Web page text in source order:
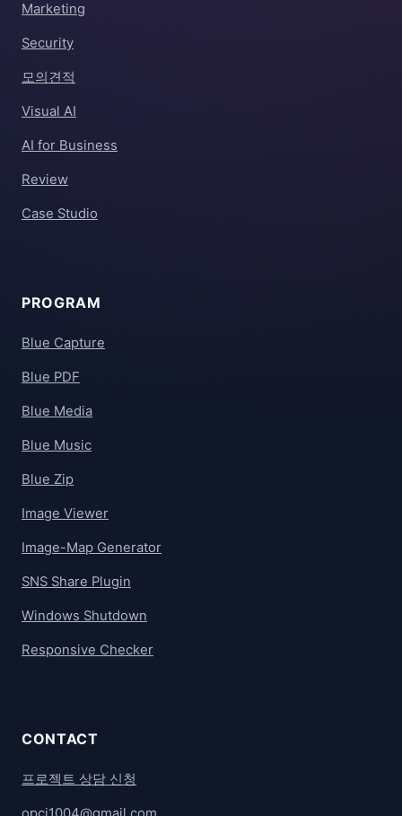
Marketing
Security
모의견적
Visual AI
AI for Business
Review
Case Studio
PROGRAM
Blue Capture
Blue PDF
Blue Media
Blue Music
Blue Zip
Image Viewer
Image-Map Generator
SNS Share Plugin
Windows Shutdown
Responsive Checker
CONTACT
프로젝트 상담 신청